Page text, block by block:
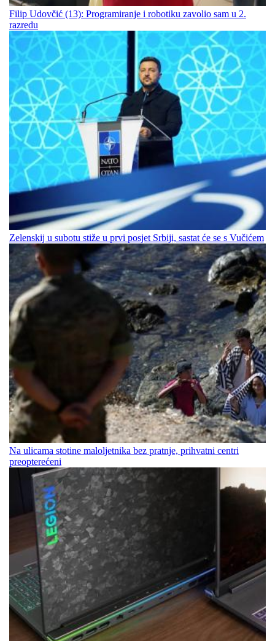
Filip Udovčić (13): Programiranje i robotiku zavolio sam u 2.
razredu
Zelenskij u subotu stiže u prvi posjet Srbiji, sastat će se s Vučićem
Na ulicama stotine maloljetnika bez pratnje, prihvatni centri
preopterećeni